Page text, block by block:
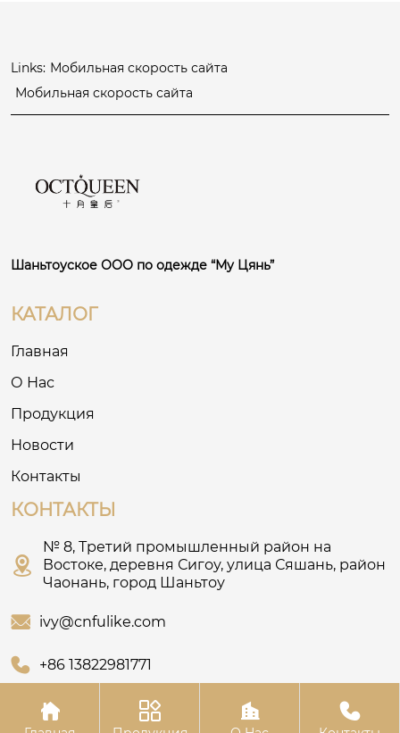
Links: Мобильная скорость сайта
Мобильная скорость сайта
Шаньтоуское ООО по одежде “Му Цянь”
КАТАЛОГ
Главная
О Нас
Продукция
Новости
Контакты
КОНТАКТЫ

№ 8, Третий промышленный район на
Востоке, деревня Сигоу, улица Сяшань, район
Чаонань, город Шаньтоу
 ivy@cnfulike.com
 +86 13822981771
   